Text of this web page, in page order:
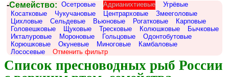
-Семейство: Осетровые Адрианихтиевые
Угрёвые
Косатковые
Чукучановые Центрарховые
Змееголовые
Цихловые
Сельдевые Вьюновые Рогатковые
Карповые
Головешковые
Щуковые Тресковые Колюшковые
Бычковые
Икталуровые
Мороновые Гольцовые
Одонтобутовые
Корюшковые
Окуневые Миноговые
Камбаловые
Лососевые
Отменить фильтр
Список пресноводных рыб России